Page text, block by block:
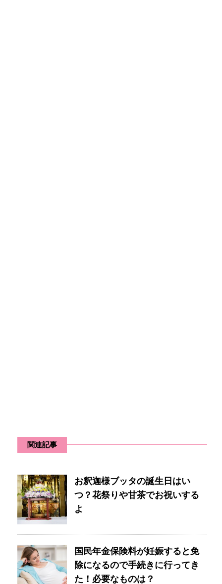
関連記事
お釈迦様ブッタの誕生日はい
つ？花祭りや甘茶でお祝いする
よ
国民年金保険料が妊娠すると免
除になるので手続きに行ってき
た！必要なものは？